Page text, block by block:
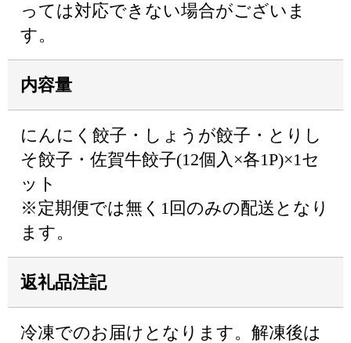
っては対応できない場合がございま
す。
内容量
にんにく餃子・しょうが餃子・とりし
そ餃子・佐賀牛餃子(12個入×各1P)×1セ
ット
※定期便では無く1回のみの配送となり
ます。
返礼品注記
冷凍でのお届けとなります。解凍後は